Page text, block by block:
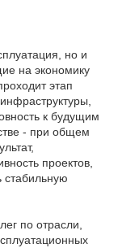
но и
на экономику
этап
к будущим
- при общем
проектов,
стабильную
по отрасли,